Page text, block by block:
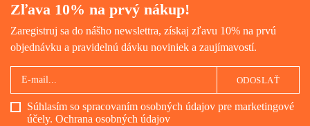
Zľava 10% na prvý nákup!
Zaregistruj sa do nášho newslettra, získaj zľavu 10% na prvú
objednávku a pravidelnú dávku noviniek a zaujímavostí.
Súhlasím so spracovaním osobných údajov pre marketingové
účely. Ochrana osobných údajov
ODOSLAŤ